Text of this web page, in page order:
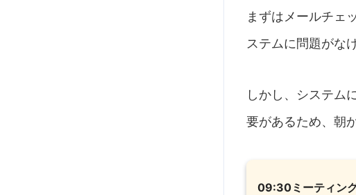
まずはメールチェ
ステムに問題がな
しかし、システム
要があるため、朝
09:30ミーティン